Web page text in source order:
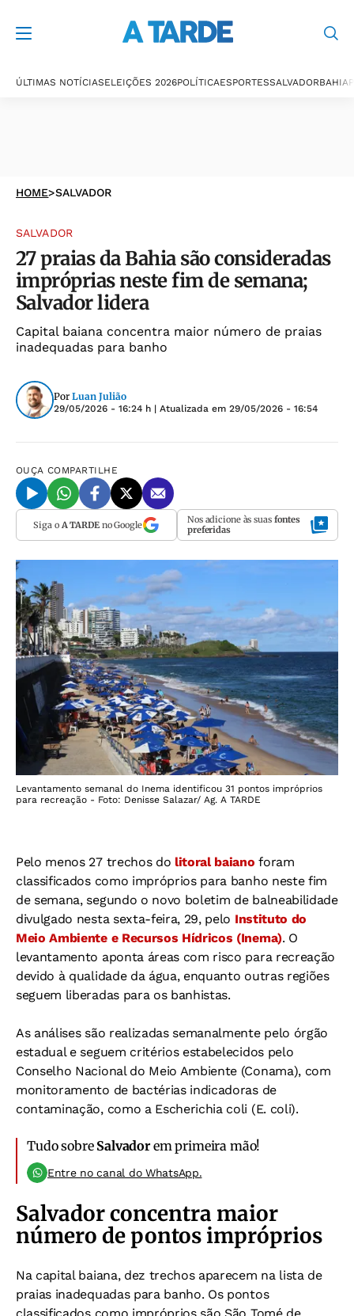
ÚLTIMAS NOTÍCIASELEIÇÕES 2026POLÍTICAESPORTESSALVADORBAHIA
HOME>SALVADOR
SALVADOR
27 praias da Bahia são consideradas
impróprias neste fim de semana;
Salvador lidera
Capital baiana concentra maior número de praias
inadequadas para banho
Por Luan Julião
29/05/2026 - 16:24 h | Atualizada em 29/05/2026 - 16:54
OUÇA COMPARTILHE
Siga o A TARDEno Google Nos adicione às suas fontes
preferidas
Levantamento semanal do Inema identificou 31 pontos impróprios
para recreação - Foto: Denisse Salazar/ Ag. A TARDE
Pelo menos 27 trechos do litoral baiano foram
classificados como impróprios para banho neste fim
de semana, segundo o novo boletim de balneabilidade
divulgado nesta sexta-feira, 29, pelo Instituto do
Meio Ambiente e Recursos Hídricos (Inema). O
levantamento aponta áreas com risco para recreação
devido à qualidade da água, enquanto outras regiões
seguem liberadas para os banhistas.
As análises são realizadas semanalmente pelo órgão
estadual e seguem critérios estabelecidos pelo
Conselho Nacional do Meio Ambiente (Conama), com
monitoramento de bactérias indicadoras de
contaminação, como a Escherichia coli (E. coli).
Tudo sobre Salvadorem primeira mão!
Entre no canal do WhatsApp.
Salvador concentra maior
número de pontos impróprios
Na capital baiana, dez trechos aparecem na lista de
praias inadequadas para banho. Os pontos